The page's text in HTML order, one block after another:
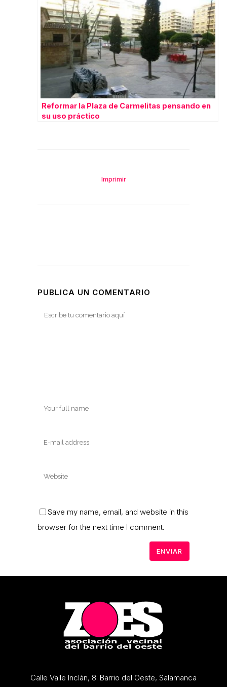
Reformar la Plaza de Carmelitas pensando en
su uso práctico
Imprimir
PUBLICA UN COMENTARIO
Save my name, email, and website in this
browser for the next time I comment.
Calle Valle Inclán, 8. Barrio del Oeste, Salamanca